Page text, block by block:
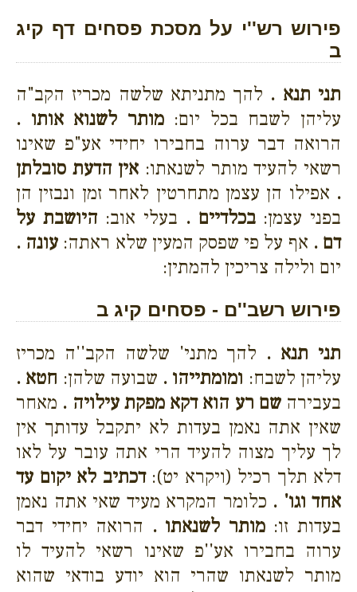
פירוש רש''י על מסכת פסחים דף קיג
ב
תני תנא . להך מתניתא שלשה מכריז הקב"ה
עליהן לשבח בכל יום:מותר לשנוא אותו .
הרואה דבר ערוה בחבירו יחידי אע"פ שאינו
רשאי להעיד מותר לשנאתו: אין הדעת סובלתן
. אפילו הן עצמן מתחרטין לאחר זמן ונבזין הן
בפני עצמן:בכלדיים . בעלי אוב: היושבת על
דם . אף על פי שפסק המעין שלא ראתה: עונה .
יום ולילה צריכין להמתין:
פירוש רשב''ם - פסחים קיג ב
תני תנא . להך מתני' שלשה הקב''ה מכריז
עליהן לשבח: ומומתייהו . שבועה שלהן: חטא .
בעבירהשם רע הוא דקא מפקת עילויה . מאחר
שאין אתה נאמן בעדות לא יתקבל עדותך אין
לך עליך מצוה להעיד הרי אתה עובר על לאו
דלא תלך רכיל (ויקרא יט):דכתיב לא יקום עד
אחד וגו' . כלומר המקרא מעיד שאי אתה נאמן
בעדות זו:מותר לשנאתו . הרואה יחידי דבר
ערוה בחבירו אע''פ שאינו רשאי להעיד לו
מותר לשנאתו שהרי הוא יודע בודאי שהוא